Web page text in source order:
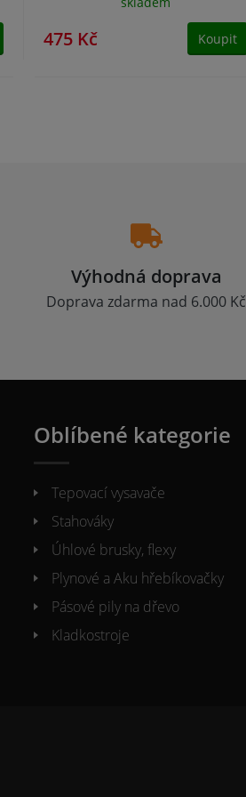
475 Kč Koupit
Výhodná doprava
Doprava zdarma nad 6.000 Kč
Oblíbené kategorie
Tepovací vysavače
Stahováky
Úhlové brusky, flexy
Plynové a Aku hřebíkovačky
Pásové pily na dřevo
Kladkostroje